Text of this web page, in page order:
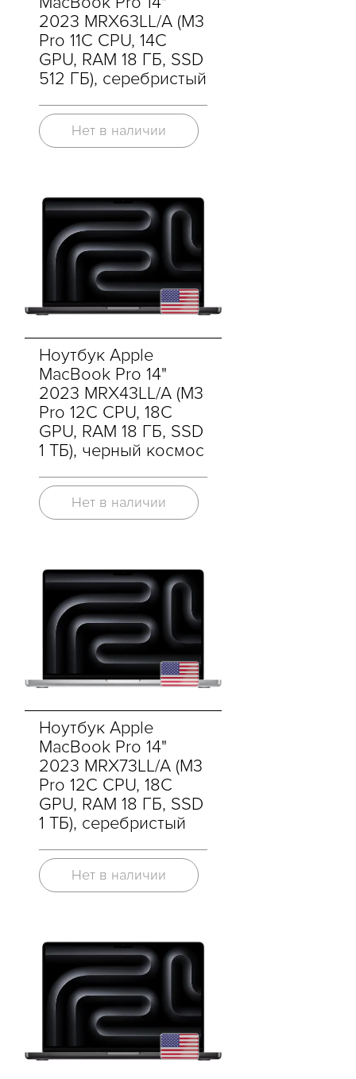
2023 MRX63LL/A (M3
Pro 11C CPU, 14C
GPU, RAM 18 ГБ, SSD
512 ГБ), серебристый
Нет в наличии
Ноутбук Apple
MacBook Pro 14"
2023 MRX43LL/A (M3
Pro 12C CPU, 18C
GPU, RAM 18 ГБ, SSD
1 ТБ), черный космос
Нет в наличии
Ноутбук Apple
MacBook Pro 14"
2023 MRX73LL/A (M3
Pro 12C CPU, 18C
GPU, RAM 18 ГБ, SSD
1 ТБ), серебристый
Нет в наличии